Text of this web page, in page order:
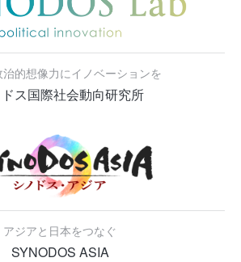
治的想像力にイノベーションを
ス国際社会動向研究所
アジアと日本をつなぐ
SYNODOS ASIA